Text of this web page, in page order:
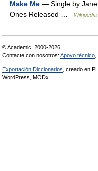
Make Me — Single by
Ones Released …
Wikipedia
© Academic, 2000-2026
Contacte con nosotros: Apoyo técnico
Exportación Diccionarios , creado en
WordPress, MODx.